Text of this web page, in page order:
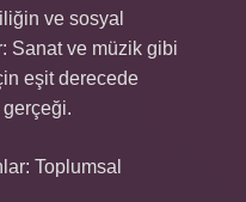
ve sosyal
Sanat ve müzik gibi
eşit derecede
Toplumsal